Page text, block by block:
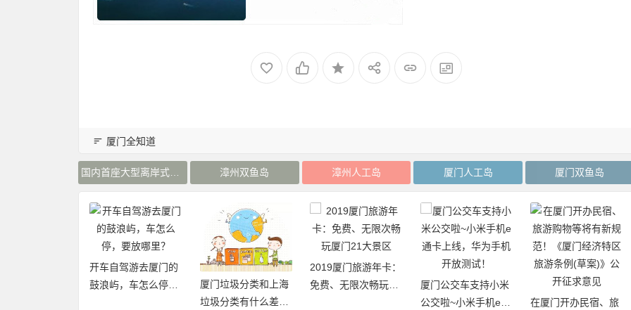
厦门全知道
漳州双鱼岛 漳州人工岛 厦门人工岛 厦门双鱼岛
厦门垃圾分类和上海
2019厦门旅游年卡：
免费、无限次畅玩厦
门21大景区
厦门公交车支持小米
在厦门开办民宿、旅
厦门白鹭分：免费借
阅厦门市图书馆（含